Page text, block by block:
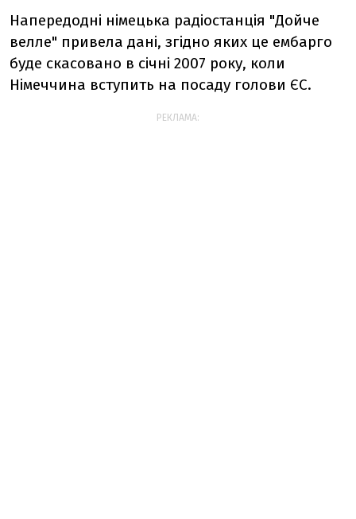
Напередодні німецька радіостанція "Дойче
велле" привела дані, згідно яких це ембарго
буде скасовано в січні 2007 року, коли
Німеччина вступить на посаду голови ЄС.
РЕКЛАМА: